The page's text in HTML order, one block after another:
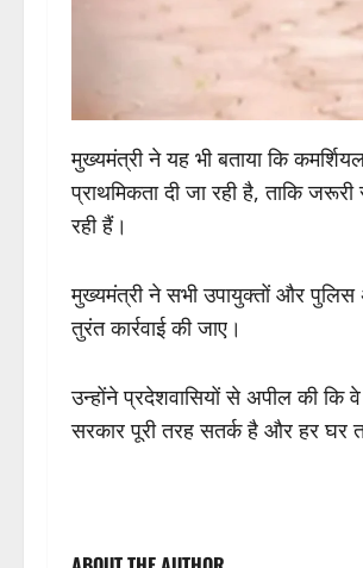
मुख्यमंत्री ने यह भी बताया कि
प्राथमिकता दी जा रही है, ताकि
रही हैं।
मुख्यमंत्री ने सभी उपायुक्तों और पुलिस
तुरंत कार्रवाई की जाए।
उन्होंने प्रदेशवासियों से अपील की
सरकार पूरी तरह सतर्क है और हर घर